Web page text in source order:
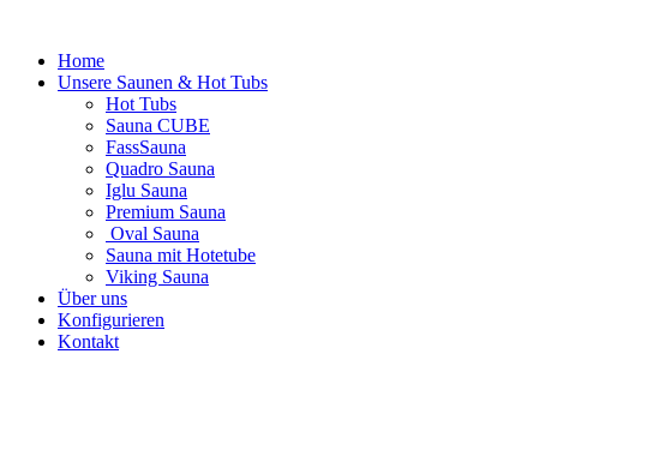
contentHome
Unsere Saunen & Hot Tubs
Hot Tubs
Sauna CUBE
FassSauna
Quadro Sauna
Iglu Sauna
Premium Sauna
Oval Sauna
Sauna mit Hotetube
Viking Sauna
Über uns
Konfigurieren
Kontakt